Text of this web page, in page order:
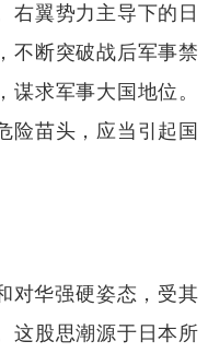
右翼势力主导下的日
不断突破战后军事禁
求军事大国地位。
险苗头，应当引起国
对华强硬姿态，受其
这股思潮源于日本所